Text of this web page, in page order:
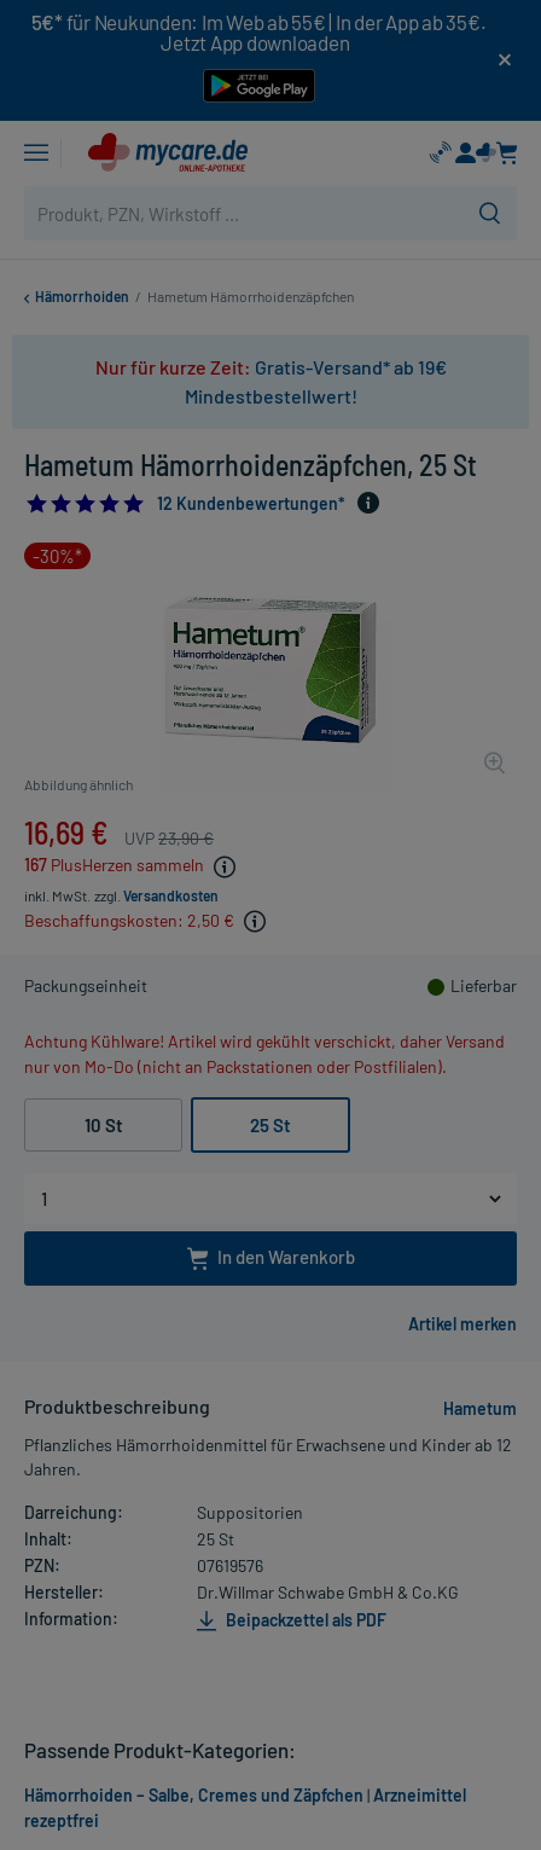
5€* für Neukunden: Im Web ab 55€ | In der App ab 35€.
Jetzt App downloaden
Hämorrhoiden / Hametum Hämorrhoidenzäpfchen
Nur für kurze Zeit: Gratis-Versand* ab 19€
Mindestbestellwert!
Hametum Hämorrhoidenzäpfchen, 25 St
4.916666666666667
12 Kundenbewertungen*
-30%*
Abbildung ähnlich
16,69 € UVP23,90 €
167 PlusHerzen sammeln
inkl. MwSt. zzgl. Versandkosten
Beschaffungskosten: 2,50 €
Packungseinheit Lieferbar
Achtung Kühlware! Artikel wird gekühlt verschickt, daher Versand
nur von Mo-Do (nicht an Packstationen oder Postfilialen).
10 St 25 St
In den Warenkorb
Produktbeschreibung
Hametum
Pflanzliches Hämorrhoidenmittel für Erwachsene und Kinder ab 12
Jahren.
Darreichung:
Suppositorien
Inhalt:
25 St
PZN:
07619576
Hersteller:
Dr.Willmar Schwabe GmbH & Co.KG
Information:
Beipackzettel als PDF
Passende Produkt-Kategorien:
Hämorrhoiden – Salbe, Cremes und Zäpfchen |Arzneimittel
rezeptfrei